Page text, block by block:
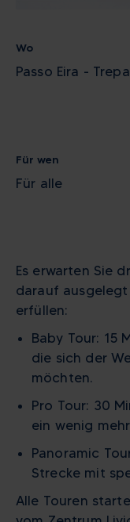
Es erwarten Sie
darauf
erfüllen:
Baby Tour: 15
die sich der
möchten.
Pro Tour: 30
ein wenig
Panoramic
Strecke mit
Alle Touren
Wo
Passo Eira -
Für wen
Für alle